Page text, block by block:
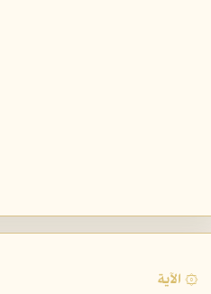
۞ الآية